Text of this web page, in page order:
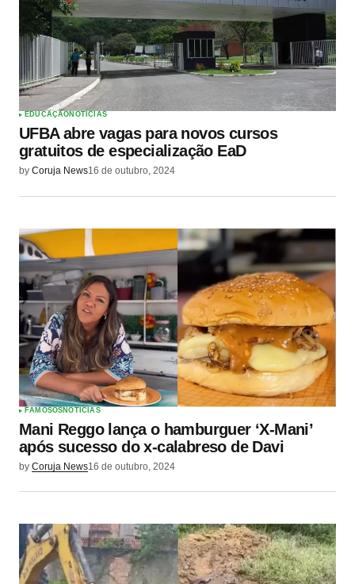
EDUCAÇÃONOTÍCIAS
UFBA abre vagas para novos cursos
gratuitos de especialização EaD
by Coruja News16 de outubro, 2024
FAMOSOSNOTÍCIAS
Mani Reggo lança o hamburguer ‘X-Mani’
após sucesso do x-calabreso de Davi
by Coruja News16 de outubro, 2024